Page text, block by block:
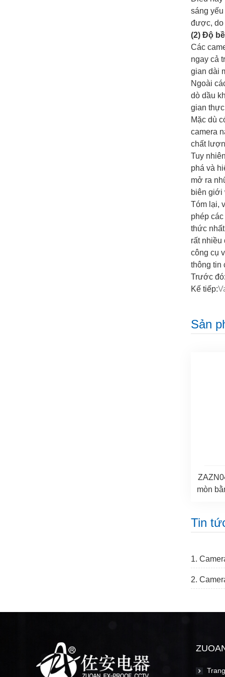
sáng
được, do
(2) Độ
Các
ngay cả
gian dài
Ngoài
dò dầu
gian
Mặc dù
camera
chất
Tuy
phá và
mở ra
biên giới
Tóm lại,
phép
thức
rất nhiều
công cụ
thông tin
Trước đó:
Kế tiếp:
Sản
mòn
Tin
1.
2.